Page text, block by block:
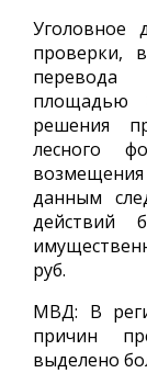
Уголовное
проверки,
площадью
решения
лесного
данным
действий
руб.
МВД: В
причин
выделено